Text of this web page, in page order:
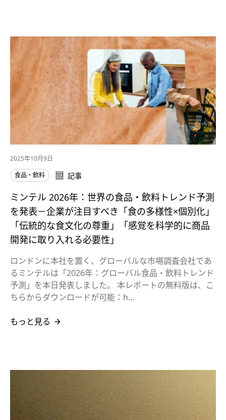
2025年10月9日
食品・飲料
記事
ミンテル 2026年：世界の食品・飲料トレンド予測
を発表－企業が注目すべき「食の多様性×個別化」
「伝統的な食文化の尊重」「感覚を科学的に商品
開発に取り入れる必要性」
ロンドンに本社を置く、グローバルな市場調査会社であ
るミンテルは「2026年：グローバル食品・飲料トレンド
予測」を本日発表しました。 本レポートの無料版は、こ
ちらからダウンロードが可能：h…
もっと見る